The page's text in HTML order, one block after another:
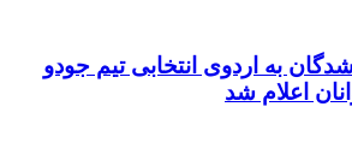
به اردوی انتخابی تیم جودو
اعلام شد